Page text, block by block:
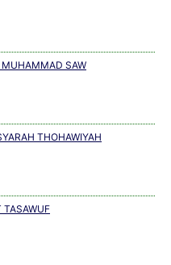
SAW
THOHAWIYAH
TASAWUF